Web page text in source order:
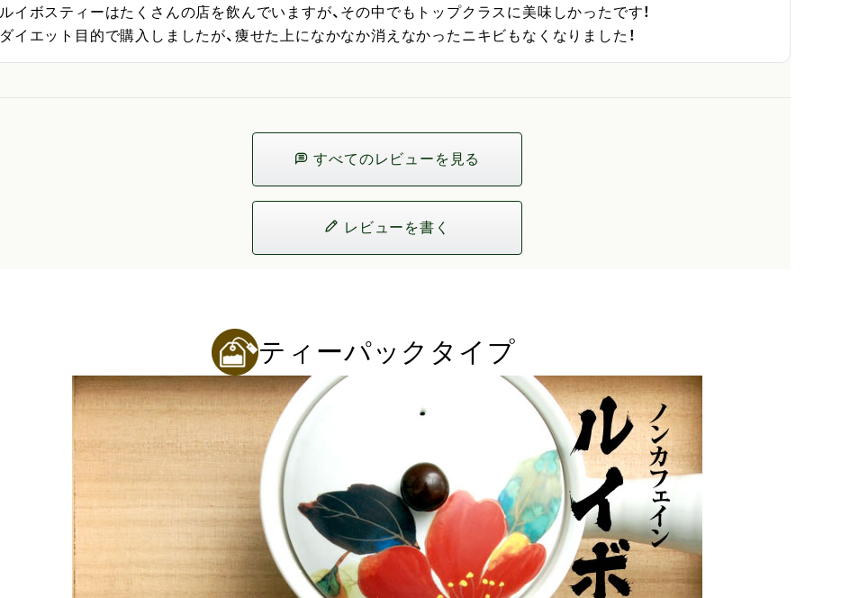
ルイボスティーはたくさんの店を飲んでいますが、その中でもトップクラスに美味しかったです！
ダイエット目的で購入しましたが、痩せた上になかなか消えなかったニキビもなくなりました！
すべてのレビューを見る
レビューを書く
ティーパックタイプ